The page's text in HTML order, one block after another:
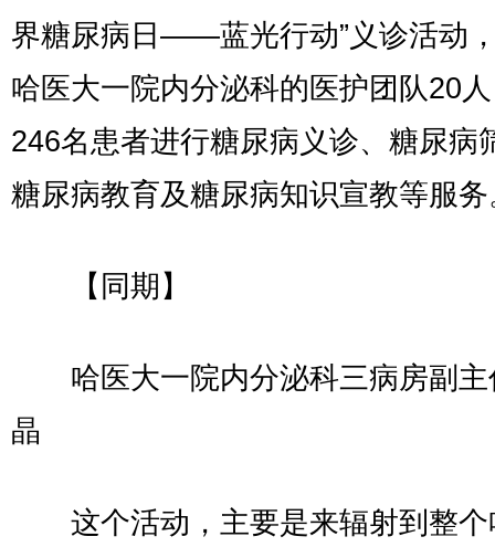
界糖尿病日——蓝光行动”义诊活动
哈医大一院内分泌科的医护团队20
246名患者进行糖尿病义诊、糖尿病
糖尿病教育及糖尿病知识宣教等服务
【同期】
哈医大一院内分泌科三病房副主
晶
这个活动，主要是来辐射到整个